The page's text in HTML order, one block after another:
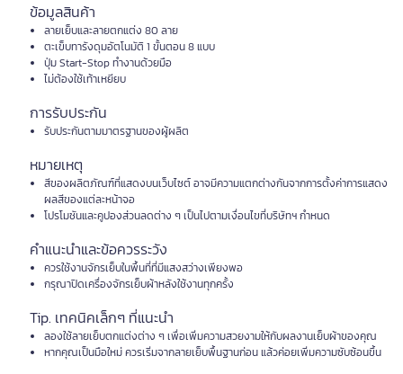
ข้อมูลสินค้า
ลายเย็บและลายตกแต่ง 80 ลาย
ตะเข็บทารังดุมอัตโนมัติ 1 ขั้นตอน 8 แบบ
ปุ่ม Start-Stop ทำงานด้วยมือ
ไม่ต้องใช้เท้าเหยียบ
การรับประกัน
รับประกันตามมาตรฐานของผู้ผลิต
หมายเหตุ
สีของผลิตภัณฑ์ที่แสดงบนเว็บไซต์ อาจมีความแตกต่างกันจากการตั้งค่าการแสดง
ผลสีของแต่ละหน้าจอ
โปรโมชันและคูปองส่วนลดต่าง ๆ เป็นไปตามเงื่อนไขที่บริษัทฯ กำหนด
คำแนะนำและข้อควรระวัง
ควรใช้งานจักรเย็บในพื้นที่ที่มีแสงสว่างเพียงพอ
กรุณาปิดเครื่องจักรเย็บผ้าหลังใช้งานทุกครั้ง
Tip. เทคนิคเล็กๆ ที่แนะนำ
ลองใช้ลายเย็บตกแต่งต่าง ๆ เพื่อเพิ่มความสวยงามให้กับผลงานเย็บผ้าของคุณ
หากคุณเป็นมือใหม่ ควรเริ่มจากลายเย็บพื้นฐานก่อน แล้วค่อยเพิ่มความซับซ้อนขึ้น